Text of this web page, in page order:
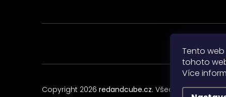
Tento
tohoto
Více
Copyright 2026 redandcube.cz. Všechna práva